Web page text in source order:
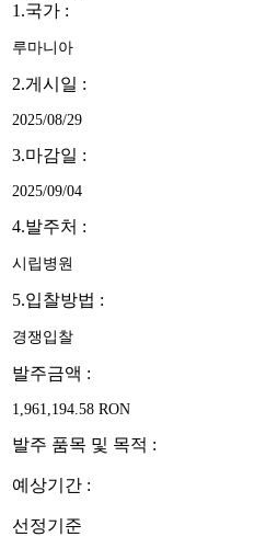
1.국가 :
루마니아
2.게시일 :
2025/08/29
3.마감일 :
2025/09/04
4.발주처 :
시립병원
5.입찰방법 :
경쟁입찰
발주금액 :
1,961,194.58 RON
발주 품목 및 목적 :
예상기간 :
선정기준